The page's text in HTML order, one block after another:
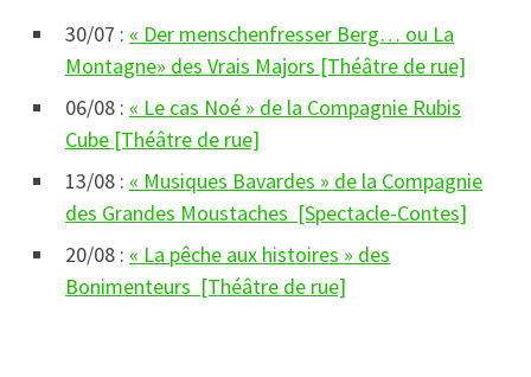
30/07 : « Der menschenfresser Berg… ou La
Montagne» des Vrais Majors [Théâtre de rue]
06/08 : « Le cas Noé » de la Compagnie Rubis
Cube [Théâtre de rue]
13/08 : « Musiques Bavardes » de la Compagnie
des Grandes Moustaches [Spectacle-Contes]
20/08 : « La pêche aux histoires » des
Bonimenteurs [Théâtre de rue]